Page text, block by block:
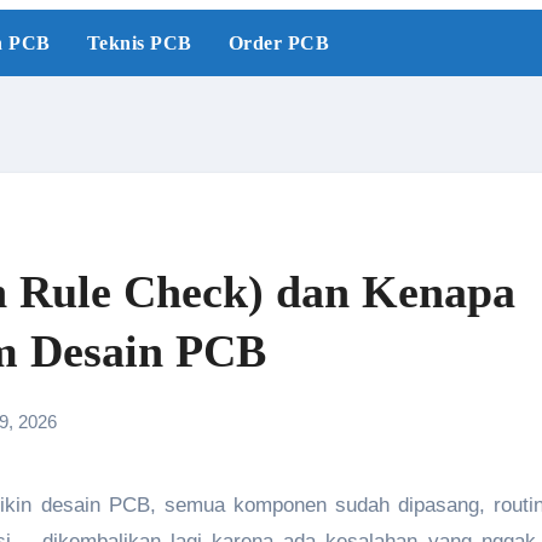
PCB Teknis PCB Order PCB
Check) dan Kenapa
Desain PCB
2026